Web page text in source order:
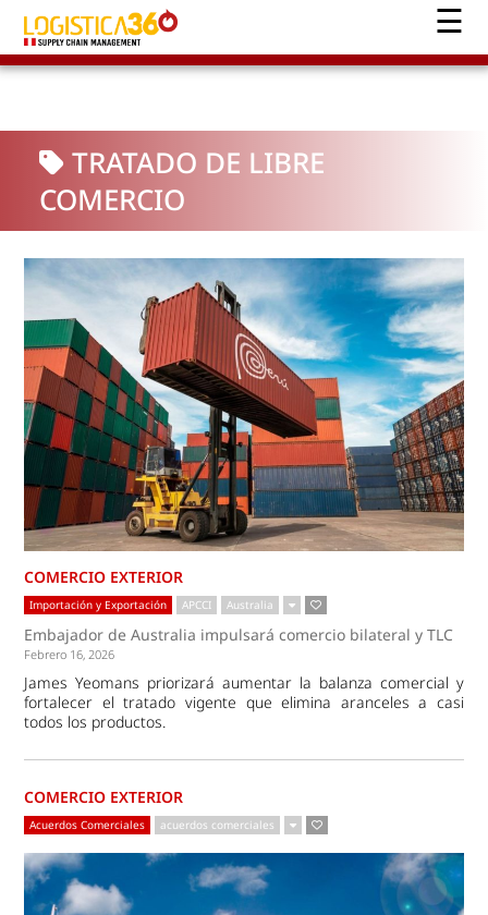
TRATADO DE LIBRE
COMERCIO
COMERCIO EXTERIOR
Importación y Exportación APCCI Australia
Embajador de Australia impulsará comercio bilateral y TLC
Febrero 16, 2026
James Yeomans priorizará aumentar la balanza comercial y
fortalecer el tratado vigente que elimina aranceles a casi
todos los productos.
COMERCIO EXTERIOR
Acuerdos Comerciales acuerdos comerciales